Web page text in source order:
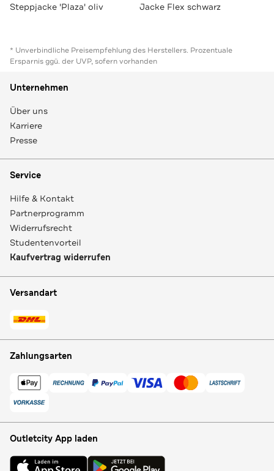
Steppjacke 'Plaza' oliv Jacke Flex schwarz
* Unverbindliche Preisempfehlung des Herstellers. Prozentuale
Ersparnis ggü. der UVP, sofern vorhanden
Unternehmen
Über uns
Karriere
Presse
Service
Hilfe & Kontakt
Partnerprogramm
Widerrufsrecht
Studentenvorteil
Kaufvertrag widerrufen
Versandart
Zahlungsarten
Outletcity App laden